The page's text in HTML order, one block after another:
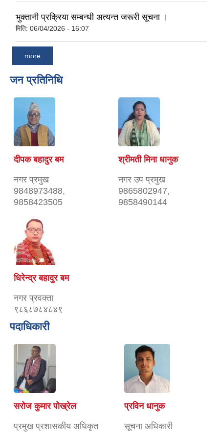
भुक्तानी प्रक्रिया सम्बन्धी अत्यन्त जरूरी सूचना ।
मिति: 06/04/2026 - 16:07
more
जन प्रतिनिधि
दीपक बहादुर बम
नगर प्रमुख
9848973488,
9858423505
श्रीमती मिना धानुक
नगर उप प्रमुख
9865802947,
9858490144
धिरेन्द्र बहादुर बम
नगर प्रवक्ता
९८६८७८४८४९
पदाधिकारी
सरोज कुमार पोख्रेल
प्रमुख प्रशासकीय अधिकृत
प्रविन धानुक
सूचना अधिकारी